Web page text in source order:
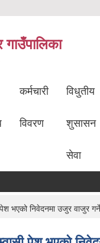
कर्मचारी
विवरण
विधुतीय
शुसासन
सेवा
भएको निवेदनमा उजुर वाजुर